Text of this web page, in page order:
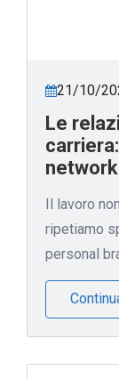
21/10/
Le
network
Il lavoro
ripetiamo
personal